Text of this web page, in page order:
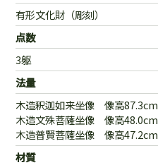
有形文化財（彫刻）
点数
3躯
法量
木造釈迦如来坐像 像高87.3cm
木造文殊菩薩坐像 像高48.0cm
木造普賢菩薩坐像 像高47.2cm
材質